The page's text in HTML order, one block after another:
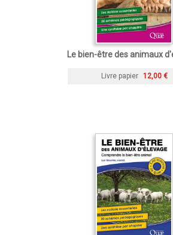
Le bien-être des animaux
Livre papier 12,00 €